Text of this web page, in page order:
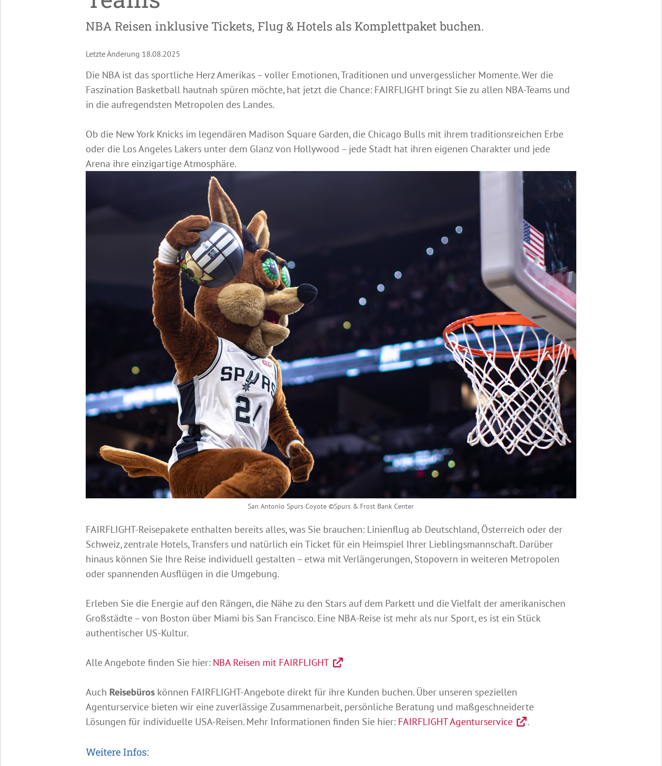
NBA Reisen inklusive Tickets, Flug & Hotels als Komplettpaket buchen.
Letzte Änderung 18.08.2025
Die NBA ist das sportliche Herz Amerikas – voller Emotionen, Traditionen und unvergesslicher Momente. Wer die
Faszination Basketball hautnah spüren möchte, hat jetzt die Chance: FAIRFLIGHT bringt Sie zu allen NBA-Teams und
in die aufregendsten Metropolen des Landes.
Ob die New York Knicks im legendären Madison Square Garden, die Chicago Bulls mit ihrem traditionsreichen Erbe
oder die Los Angeles Lakers unter dem Glanz von Hollywood – jede Stadt hat ihren eigenen Charakter und jede
Arena ihre einzigartige Atmosphäre.
San Antonio Spurs Coyote ©Spurs & Frost Bank Center
FAIRFLIGHT-Reisepakete enthalten bereits alles, was Sie brauchen: Linienflug ab Deutschland, Österreich oder der
Schweiz, zentrale Hotels, Transfers und natürlich ein Ticket für ein Heimspiel Ihrer Lieblingsmannschaft. Darüber
hinaus können Sie Ihre Reise individuell gestalten – etwa mit Verlängerungen, Stopovern in weiteren Metropolen
oder spannenden Ausflügen in die Umgebung.
Erleben Sie die Energie auf den Rängen, die Nähe zu den Stars auf dem Parkett und die Vielfalt der amerikanischen
Großstädte – von Boston über Miami bis San Francisco. Eine NBA-Reise ist mehr als nur Sport, es ist ein Stück
authentischer US-Kultur.
Alle Angebote finden Sie hier: NBA Reisen mit FAIRFLIGHT
Auch Reisebüroskönnen FAIRFLIGHT-Angebote direkt für ihre Kunden buchen. Über unseren speziellen
Agenturservice bieten wir eine zuverlässige Zusammenarbeit, persönliche Beratung und maßgeschneiderte
Lösungen für individuelle USA-Reisen. Mehr Informationen finden Sie hier: FAIRFLIGHT Agenturservice .
Weitere Infos: